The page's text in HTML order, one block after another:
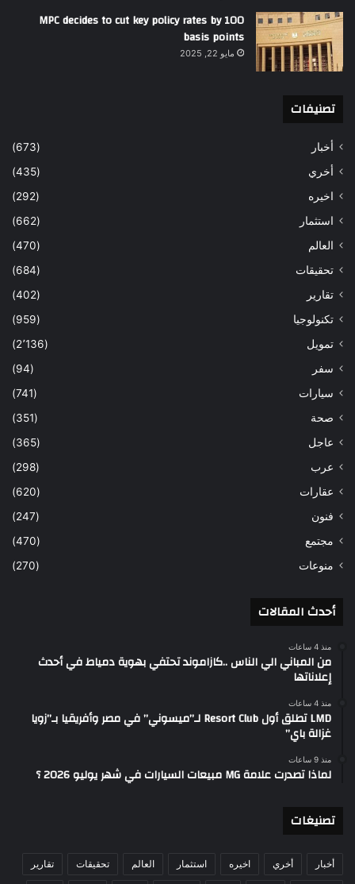
MPC decides to cut key policy rates by 100
basis points
مايو 22, 2025
تصنيفات
أخبار
(673)
أخري
(435)
اخيره
(292)
استثمار
(662)
العالم
(470)
تحقيقات
(684)
تقارير
(402)
تكنولوجيا
(959)
تمويل
(2٬136)
سفر
(94)
سيارات
(741)
صحة
(351)
عاجل
(365)
عرب
(298)
عقارات
(620)
فنون
(247)
مجتمع
(470)
منوعات
(270)
أحدث المقالات
منذ 4 ساعات
من المباني الي الناس ..كازاموند تحتفي بهوية دمياط في أحدث
إعلاناتها
منذ 4 ساعات
LMD تطلق أول Resort Club لـ”ميسوني” في مصر وأفريقيا بـ”زويا
غزالة باي”
منذ 9 ساعات
لماذا تصدرت علامة MG مبيعات السيارات في شهر يوليو 2026 ؟
تصنيغات
أخبار أخري اخيره استثمار العالم تحقيقات تقارير